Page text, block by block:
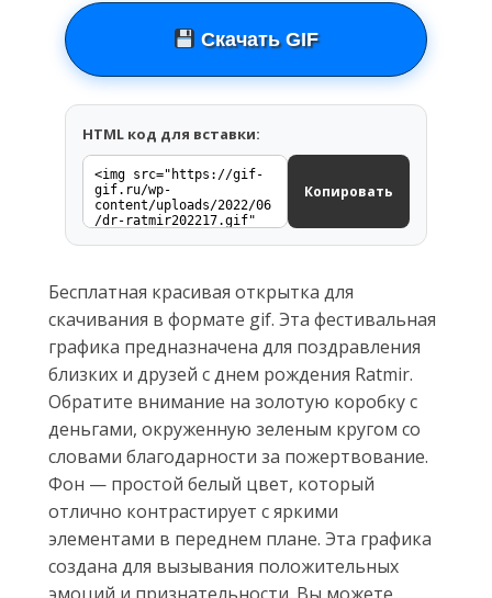
Скачать GIF
HTML код для вставки:
Копировать
Бесплатная красивая открытка для
скачивания в формате gif. Эта фестивальная
графика предназначена для поздравления
близких и друзей с днем рождения Ratmir.
Обратите внимание на золотую коробку с
деньгами, окруженную зеленым кругом со
словами благодарности за пожертвование.
Фон — простой белый цвет, который
отлично контрастирует с яркими
элементами в переднем плане. Эта графика
создана для вызывания положительных